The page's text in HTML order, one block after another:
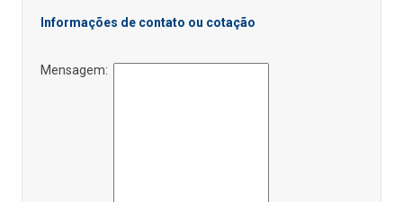
Informações de contato ou cotação
Mensagem: